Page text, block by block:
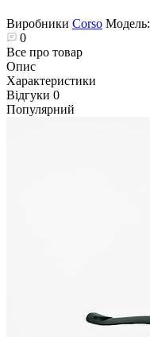
Виробники Corso Модель:
0
Все про товар
Опис
Характеристики
Відгуки 0
Популярний